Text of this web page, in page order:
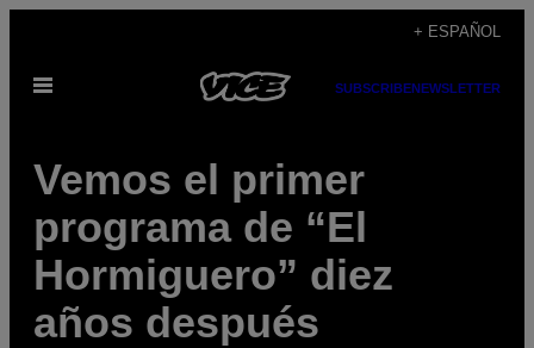
contenido
+ ESPAÑOL
Abrir
SUBSCRIBENEWSLETTER
Vemos el primer
programa de “El
Hormiguero” diez
años después